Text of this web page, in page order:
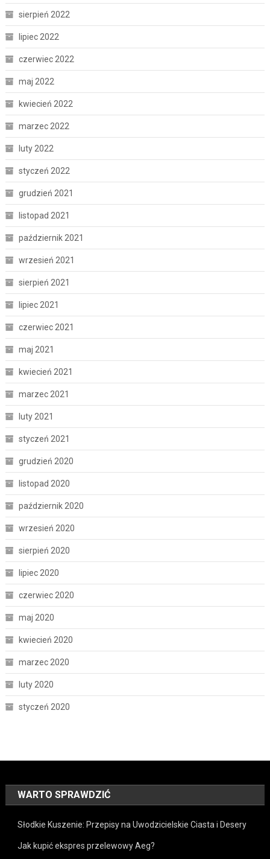
sierpień 2022
lipiec 2022
czerwiec 2022
maj 2022
kwiecień 2022
marzec 2022
luty 2022
styczeń 2022
grudzień 2021
listopad 2021
październik 2021
wrzesień 2021
sierpień 2021
lipiec 2021
czerwiec 2021
maj 2021
kwiecień 2021
marzec 2021
luty 2021
styczeń 2021
grudzień 2020
listopad 2020
październik 2020
wrzesień 2020
sierpień 2020
lipiec 2020
czerwiec 2020
maj 2020
kwiecień 2020
marzec 2020
luty 2020
styczeń 2020
WARTO SPRAWDZIĆ
Słodkie Kuszenie: Przepisy na Uwodzicielskie Ciasta i Desery
Jak kupić ekspres przelewowy Aeg?